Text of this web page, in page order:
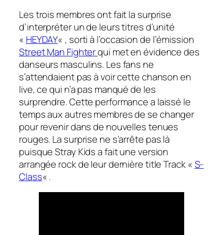
Les trois membres ont fait la surprise
d’interpréter un de leurs titres d’unité
« HEYDAY« , sorti à l’occasion de l’émission
Street Man Fighterqui met en évidence des
danseurs masculins. Les fans ne
s’attendaient pas à voir cette chanson en
live, ce qui n’a pas manqué de les
surprendre. Cette performance a laissé le
temps aux autres membres de se changer
pour revenir dans de nouvelles tenues
rouges. La surprise ne s’arrête pas là
puisque Stray Kids a fait une version
arrangée rock de leur dernière title Track «S-
Class« .